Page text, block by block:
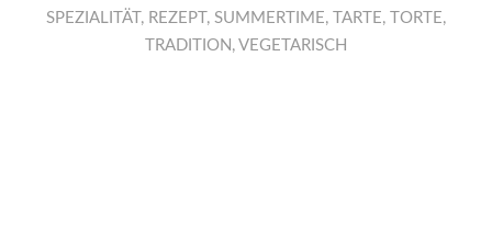
SPEZIALITÄT , REZEPT , SUMMERTIME, TARTE, TORTE,
TRADITION , VEGETARISCH